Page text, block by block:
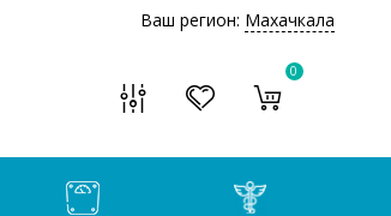
Ваш регион: Махачкала
0